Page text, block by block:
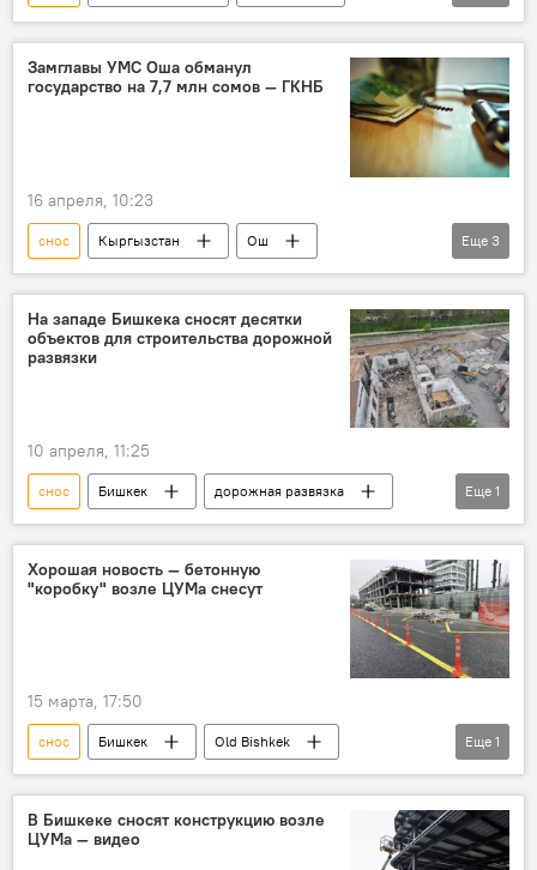
демонтаж
балкон
Замглавы УМС Оша обманул
государство на 7,7 млн сомов — ГКНБ
16 апреля, 10:23
снос Кыргызстан
Ош
злоупотребление
тендер ГКНБ
Еще 3
На западе Бишкека сносят десятки
объектов для строительства дорожной
развязки
10 апреля, 11:25
снос Бишкек
дорожная развязка
строительство
Еще 1
Хорошая новость — бетонную
"коробку" возле ЦУМа снесут
15 марта, 17:50
снос Бишкек
Old Bishkek
проект
строительство
Еще 1
В Бишкеке сносят конструкцию возле
ЦУМа — видео